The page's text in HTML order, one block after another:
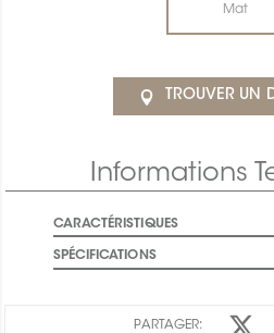
Mat
TROUVER UN
Informations
CARACTÉRISTIQUES
SPÉCIFICATIONS
PARTAGER: